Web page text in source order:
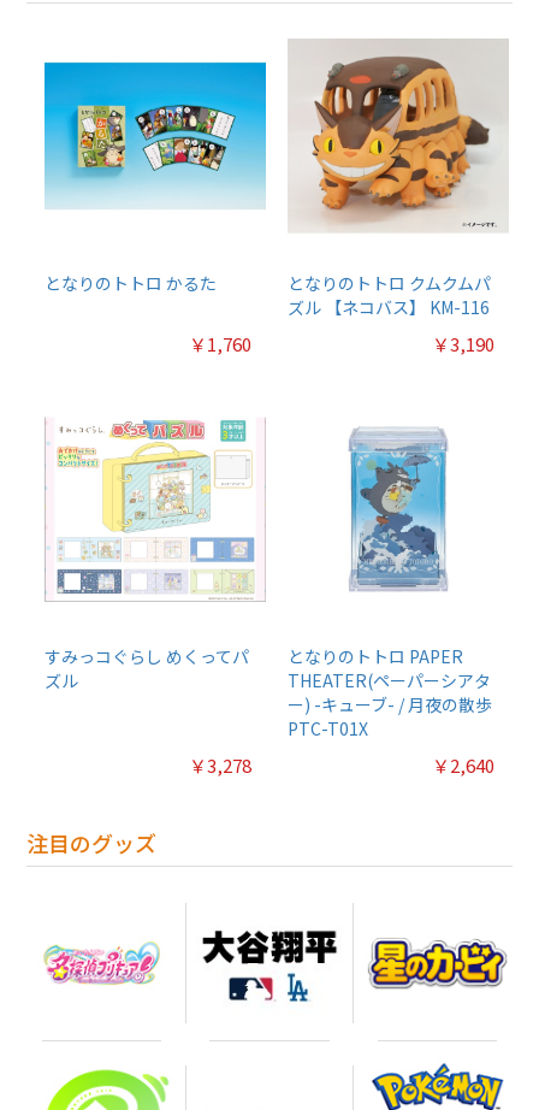
となりのトトロ かるた
￥1,760
となりのトトロ クムクムパ
ズル 【ネコバス】 KM-116
￥3,190
すみっコぐらし めくってパ
ズル
￥3,278
となりのトトロ PAPER
THEATER(ペーパーシアタ
ー) -キューブ- / 月夜の散歩
PTC-T01X
￥2,640
注目のグッズ